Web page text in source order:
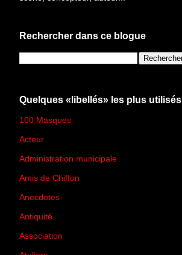
Rechercher dans ce blogue
Quelques «libellés» les plus utilisés
100 Masques
Acteur
Administration municipale
Amis de Chiffon
Anecdotes
Antiquité
Association